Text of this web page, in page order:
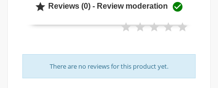
 Reviews (0) - Review moderation 
There are no reviews for this product yet.